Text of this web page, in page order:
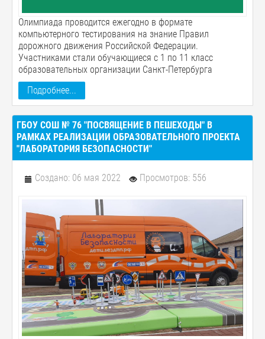
Олимпиада проводится ежегодно в формате
компьютерного тестирования на знание Правил
дорожного движения Российской Федерации.
Участниками стали обучающиеся с 1 по 11 класс
образовательных организации Санкт-Петербурга
Подробнее...
ГБОУ СОШ № 76 "ПОСВЯЩЕНИЕ В ПЕШЕХОДЫ" В
РАМКАХ РЕАЛИЗАЦИИ ОБРАЗОВАТЕЛЬНОГО ПРОЕКТА
"ЛАБОРАТОРИЯ БЕЗОПАСНОСТИ"
Создано: 06 мая 2022 Просмотров: 556